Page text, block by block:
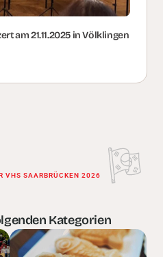
am 21.11.2025 in Völklingen
VHS SAARBRÜCKEN 2026
Kategorien